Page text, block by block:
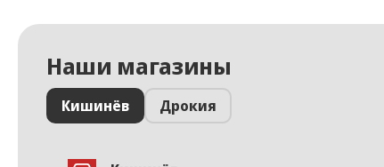
Наши магазины
Кишинёв Дрокия